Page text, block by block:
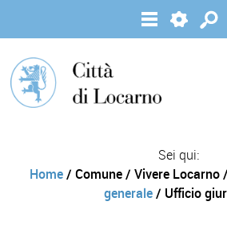
Sei qui:
Home/ Comune / Vivere Locarno /
generale/ Ufficio